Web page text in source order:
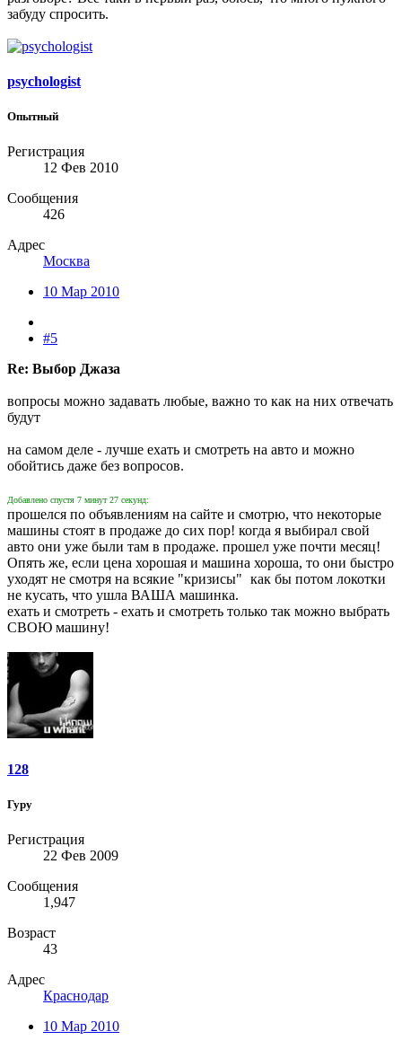
забуду спросить.
psychologist
Опытный
Регистрация
12 Фев 2010
Сообщения
426
Адрес
Москва
10 Мар 2010
#5
Re: Выбор Джаза
вопросы можно задавать любые, важно то как на них отвечать
будут
на самом деле - лучше ехать и смотреть на авто и можно
обойтись даже без вопросов.
Добавлено спустя 7 минут 27 секунд:
прошелся по объявлениям на сайте и смотрю, что некоторые
машины стоят в продаже до сих пор! когда я выбирал свой
авто они уже были там в продаже. прошел уже почти месяц!
Опять же, если цена хорошая и машина хороша, то они быстро
уходят не смотря на всякие "кризисы" как бы потом локотки
не кусать, что ушла ВАША машинка.
ехать и смотреть - ехать и смотреть только так можно выбрать
СВОЮ машину!
128
Гуру
Регистрация
22 Фев 2009
Сообщения
1,947
Возраст
43
Адрес
Краснодар
10 Мар 2010